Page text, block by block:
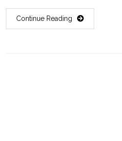
Continue Reading